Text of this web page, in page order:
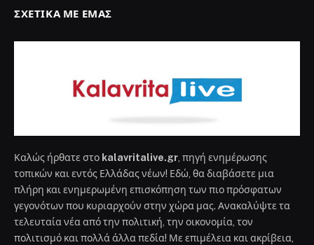
ΣΧΕΤΙΚΆ ΜΕ ΕΜΆΣ
Καλώς ήρθατε στο kalavritalive.gr, πηγή ενημέρωσης
τοπικών και εντός Ελλάδας νέων! Εδώ, θα διαβάσετε μια
πλήρη και ενημερωμένη επισκόπηση των πιο πρόσφατων
γεγονότων που κυριαρχούν στην χώρα μας. Ανακαλύψτε τα
τελευταία νέα από την πολιτική, την οικονομία, τον
πολιτισμό και πολλά άλλα πεδία! Με επιμέλεια και ακρίβεια,